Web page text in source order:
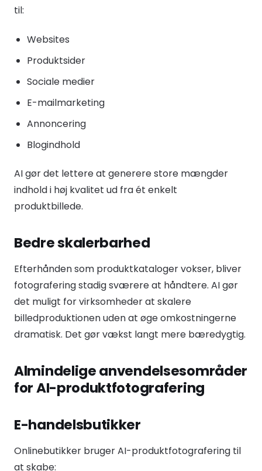
til:
Websites
Produktsider
Sociale medier
E-mailmarketing
Annoncering
Blogindhold
AI gør det lettere at generere store mængder
indhold i høj kvalitet ud fra ét enkelt
produktbillede.
Bedre skalerbarhed
Efterhånden som produktkataloger vokser, bliver
fotografering stadig sværere at håndtere. AI gør
det muligt for virksomheder at skalere
billedproduktionen uden at øge omkostningerne
dramatisk. Det gør vækst langt mere bæredygtig.
Almindelige anvendelsesområder
for AI-produktfotografering
E-handelsbutikker
Onlinebutikker bruger AI-produktfotografering til
at skabe: